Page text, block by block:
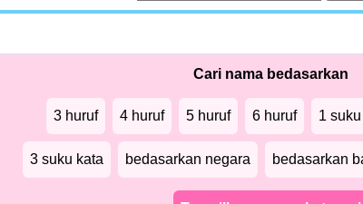
Cari nama bedasarkan
3 huruf 4 huruf 5 huruf 6 huruf 1
3 suku kata bedasarkan negara bedasarkan